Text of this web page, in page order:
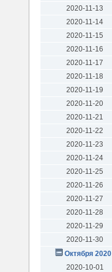
2020-11-13
2020-11-14
2020-11-15
2020-11-16
2020-11-17
2020-11-18
2020-11-19
2020-11-20
2020-11-21
2020-11-22
2020-11-23
2020-11-24
2020-11-25
2020-11-26
2020-11-27
2020-11-28
2020-11-29
2020-11-30
Октября 2020
2020-10-01